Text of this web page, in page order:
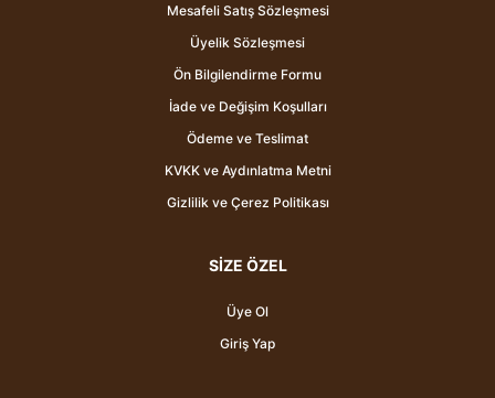
Mesafeli Satış Sözleşmesi
Üyelik Sözleşmesi
Ön Bilgilendirme Formu
İade ve Değişim Koşulları
Ödeme ve Teslimat
KVKK ve Aydınlatma Metni
Gizlilik ve Çerez Politikası
SİZE ÖZEL
Üye Ol
Giriş Yap